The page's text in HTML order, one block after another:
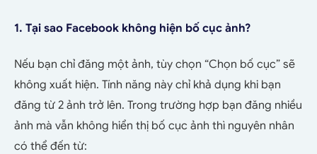
1. Tại sao Facebook không hiện bố cục ảnh?
Nếu bạn chỉ đăng một ảnh, tùy chọn “Chọn bố cục” sẽ
không xuất hiện. Tính năng này chỉ khả dụng khi bạn
đăng từ 2 ảnh trở lên. Trong trường hợp bạn đăng nhiều
ảnh mà vẫn không hiển thị bố cục ảnh thì nguyên nhân
có thể đến từ: